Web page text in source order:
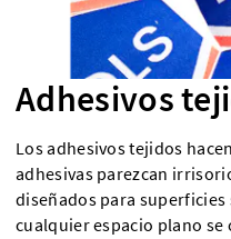
Adhesivos
Los adhesivos tejidos
adhesivas parezcan
diseñados para
cualquier espacio plano se